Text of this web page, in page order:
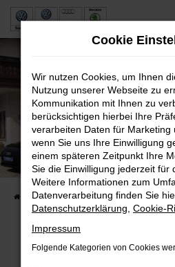
Zum
Neuwagen und
VW, VW Nutzfahrzeuge,
Startseite Fahrzeuge
Cookie
Wir nutzen Cookies, um Ihnen
Nutzung unserer Webseite zu
Kommunikation mit Ihnen zu
berücksichtigen hierbei Ihre
verarbeiten Daten für Marketing
wenn Sie uns Ihre Einwilligung
einem späteren Zeitpunkt Ihre
Sie die Einwilligung jederzeit für
Weitere Informationen zum
Datenverarbeitung finden Sie
Datenschutzerklärung Cookie-
Impressum
Folgende Kategorien von Cookies